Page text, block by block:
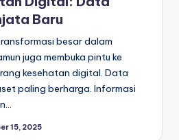
Baru
besar dalam
juga membuka pintu ke
kesehatan digital. Data
paling berharga. Informasi
15, 2025